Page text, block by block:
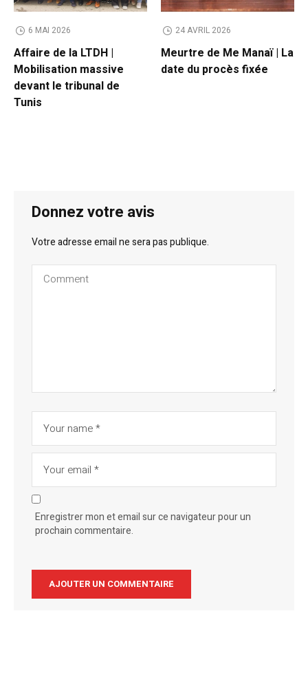
6 MAI 2026
Affaire de la LTDH |
Mobilisation massive
devant le tribunal de
Tunis
24 AVRIL 2026
Meurtre de Me Manaï | La
date du procès fixée
Donnez votre avis
Votre adresse email ne sera pas publique.
Enregistrer mon et email sur ce navigateur pour un
prochain commentaire.